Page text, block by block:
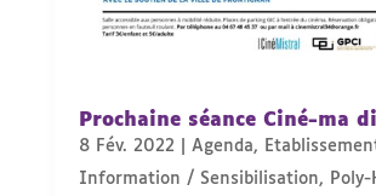
Prochaine séance Ciné-ma
8 Fév. 2022| Agenda,
Information / Sensibilisation,